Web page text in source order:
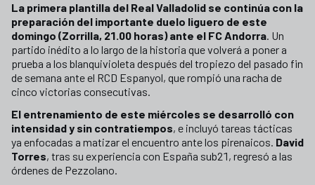
La primera plantilla del Real Valladolid se continúa con la
preparación del importante duelo liguero de este
domingo (Zorrilla, 21.00 horas) ante el FC Andorra. Un
partido inédito a lo largo de la historia que volverá a poner a
prueba a los blanquivioleta después del tropiezo del pasado fin
de semana ante el RCD Espanyol, que rompió una racha de
cinco victorias consecutivas.
El entrenamiento de este miércoles se desarrolló con
intensidad y sin contratiempos, e incluyó tareas tácticas
ya enfocadas a matizar el encuentro ante los pirenaicos. David
Torres, tras su experiencia con España sub21, regresó a las
órdenes de Pezzolano.